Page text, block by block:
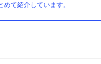
て紹介しています。